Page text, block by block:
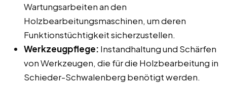
Wartungsarbeiten an den
Holzbearbeitungsmaschinen, um deren
Funktionstüchtigkeit sicherzustellen.
Werkzeugpflege: Instandhaltung und Schärfen
von Werkzeugen, die für die Holzbearbeitung in
Schieder-Schwalenberg benötigt werden.